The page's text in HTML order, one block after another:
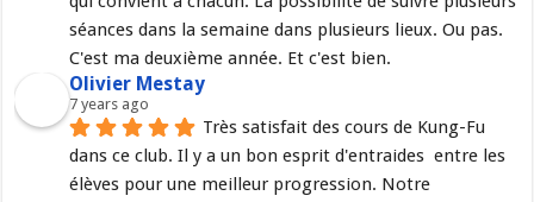
séances dans la semaine dans plusieurs lieux. Ou pas.
C'est ma deuxième année. Et c'est bien.
Olivier Mestay
7 years ago
Très satisfait des cours de Kung-Fu
dans ce club. Il y a un bon esprit d'entraides  entre les
élèves pour une meilleur progression. Notre